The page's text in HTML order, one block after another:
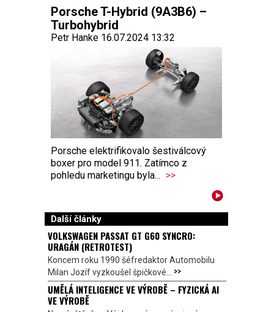
Porsche T-Hybrid (9A3B6) –
Turbohybrid
Petr Hanke 16.07.2024 13:32
Porsche elektrifikovalo šestiválcový
boxer pro model 911. Zatímco z
pohledu marketingu byla... >>
Další články
VOLKSWAGEN PASSAT GT G60 SYNCRO:
URAGÁN (RETROTEST)
Koncem roku 1990 šéfredaktor Automobilu
Milan Jozíf vyzkoušel špičkové... >>
UMĚLÁ INTELIGENCE VE VÝROBĚ – FYZICKÁ AI
VE VÝROBĚ